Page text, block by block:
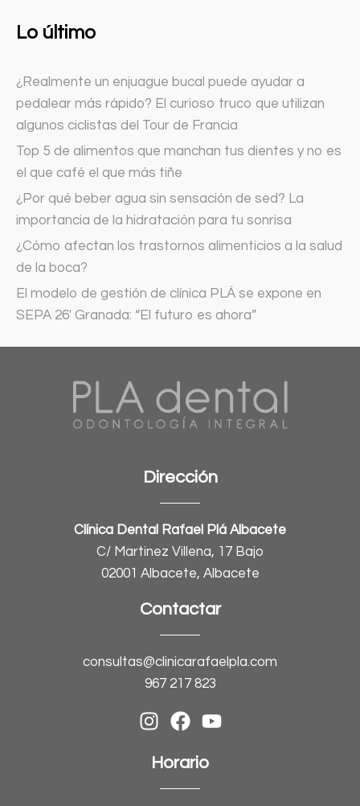
Lo último
¿Realmente un enjuague bucal puede ayudar a
pedalear más rápido? El curioso truco que utilizan
algunos ciclistas del Tour de Francia
Top 5 de alimentos que manchan tus dientes y no es
el que café el que más tiñe
¿Por qué beber agua sin sensación de sed? La
importancia de la hidratación para tu sonrisa
¿Cómo afectan los trastornos alimenticios a la salud
de la boca?
El modelo de gestión de clínica PLÁ se expone en
SEPA 26′ Granada: “El futuro es ahora”
Dirección
Clínica Dental Rafael Plá Albacete
C/ Martinez Villena, 17 Bajo
02001 Albacete, Albacete
Contactar
consultas@clinicarafaelpla.com
967 217 823
Horario